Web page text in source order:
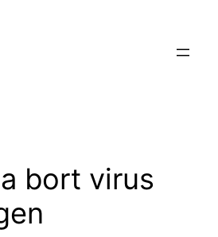
bort virus